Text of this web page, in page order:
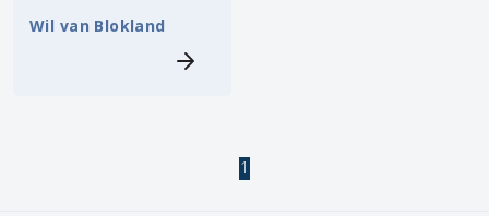
Wil van Blokland
1